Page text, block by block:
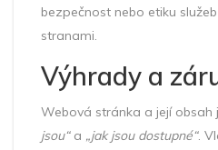
bezpečnost nebo etiku
stranami.
Výhrady a
Webová stránka a její obsah
jsou“a „jak jsou dostupné“.